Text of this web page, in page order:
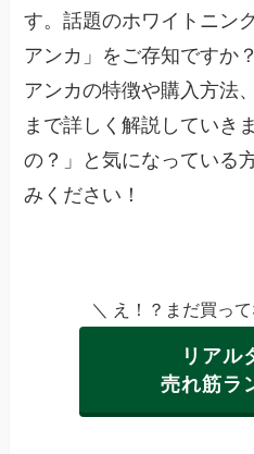
す。話題のホワイトニン
アンカ」をご存知ですか
アンカの特徴や購入方法
まで詳しく解説していき
の？」と気になっている
みください！
＼ え！？まだ買っ
リアル
売れ筋ラ